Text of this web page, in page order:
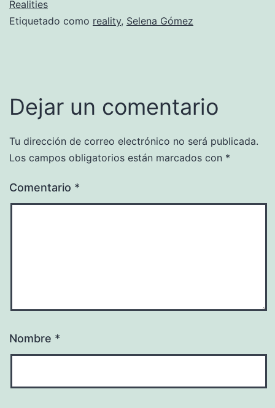
Realities
Etiquetado como reality, Selena Gómez
Dejar un comentario
Tu dirección de correo electrónico no será publicada.
Los campos obligatorios están marcados con *
Comentario *
Nombre *